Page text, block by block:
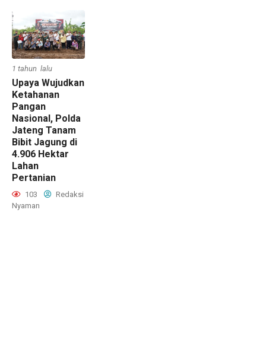
1 tahun lalu
Upaya Wujudkan
Ketahanan
Pangan
Nasional, Polda
Jateng Tanam
Bibit Jagung di
4.906 Hektar
Lahan
Pertanian
103
Redaksi
Nyaman